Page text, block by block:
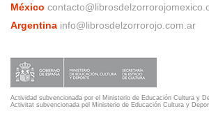
México
Argentina info@librosdelzorrorojo.com.ar
Actividad subvencionada por el Ministerio de Educación Cultura y
Activitat subvencionada pel Ministerio de Educación Cultura y